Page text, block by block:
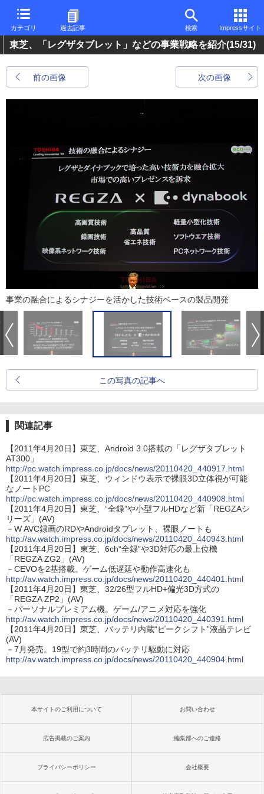
カテゴリ 過去記事 検索 Impressサイト
東芝、「レグザタブレット」などの事業戦略を紹介(15/31)
前の画像 次の画像
事業の融合によるシナジーを活かした技術ベースの製品開発
この写真の記事へ
関連記事
【2011年4月20日】東芝、Android 3.0搭載の「レグザタブレット
AT300」
http://pc.watch.impress.co.jp/docs/news/20110420_440917.html
【2011年4月20日】東芝、ウィンドウ表示で裸眼3D立体視が可能
なノートPC
http://pc.watch.impress.co.jp/docs/news/20110420_440908.html
【2011年4月20日】東芝、“全録”や小型フルHDなど新「REGZAシ
リーズ」(AV)
－W AVC録画のRDやAndroidタブレット、裸眼ノートも
http://av.watch.impress.co.jp/docs/news/20110420_440943.html
【2011年4月20日】東芝、6ch“全録”や3D対応の最上位機
「REGZA ZG2」(AV)
－CEVOを2基搭載。ゲーム低遅延や動作高速化も
http://av.watch.impress.co.jp/docs/news/20110420_440401.html
【2011年4月20日】東芝、32/26型フルHD+偏光3D方式の
「REGZA ZP2」(AV)
－パーソナルプレミアム機。ゲーム/アニメ対応を強化
http://av.watch.impress.co.jp/docs/news/20110420_440391.html
【2011年4月20日】東芝、バッテリ内蔵“ピークシフト”液晶テレビ
(AV)
－7月発売。19型で約3時間のバッテリ駆動に対応
http://av.watch.impress.co.jp/docs/news/20110420_440904.html
本サイトのご利用について お問い合わせ
広告掲載のご案内 編集部へのご連絡
プライバシーポリシー 会社概要